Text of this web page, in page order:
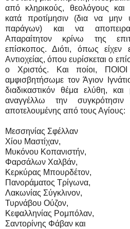
από κληρικούς, θεολόγους και
κατά προτίμησιν (δια να μην
παράγων) και να
Απαραίτητον κρίνω της
επίσκοπος. Διότι, όπως είχεν
Αντιοχείας, όπου ευρίσκεται ο
ο Χριστός. Και ποίοι,
αμφισβητήσωμε τον Άγιον
διαδικαστικόν θέμα ελύθη,
αναγγέλλω την
αποτελουμένης από τους Αγίους:
Μεσσηνίας Σφέλλαν
Χίου Μαστίχαν,
Μυκόνου Κοπανιστήν,
Φαρσάλων Χαλβάν,
Κερκύρας Μπουρδέτον,
Πανοράματος Τρίγωνα,
Λακωνίας Σύγκλινον,
Τυρνάβου Ούζον,
Κεφαλληνίας Ρομπόλαν,
Σαντορίνης Φάβαν και